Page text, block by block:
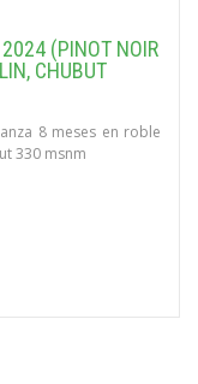
2024 (PINOT NOIR
CHUBUT
8 meses en roble
330 msnm